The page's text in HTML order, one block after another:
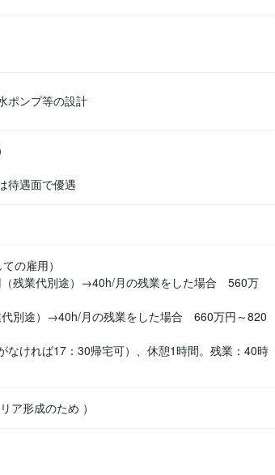
ポンプ等の設計
は待遇面で優遇
ての雇用）
残業代別途）→40h/月の残業をした場合 560万
別途）→40h/月の残業をした場合 660万円～820
なければ17：30帰宅可）、休憩1時間。残業：40時
ア形成のため ）